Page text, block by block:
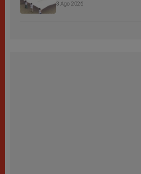
3 Ago 2026